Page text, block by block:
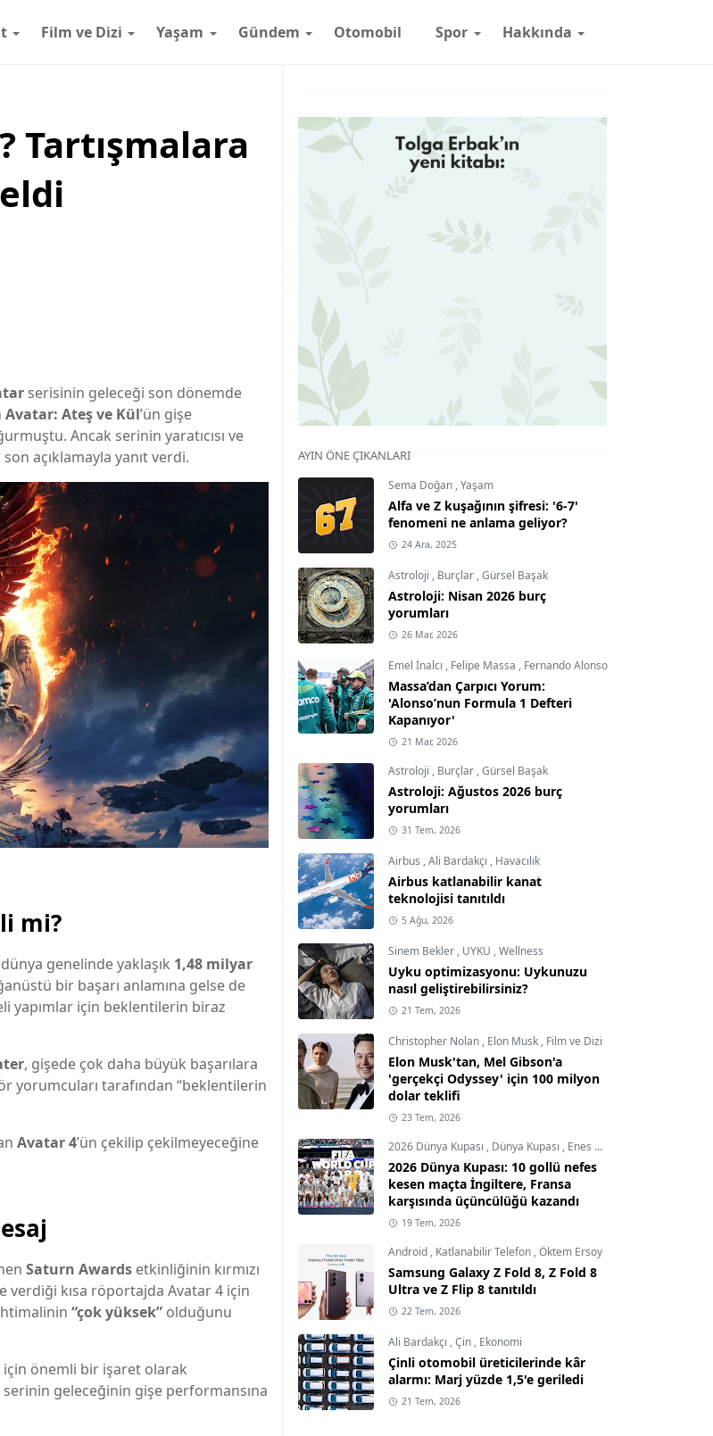
Film ve Dizi Yaşam Gündem Otomobil Spor Hakkında
Tartışmalara
serisinin geleceği son dönemde
Avatar: Ateş ve Kül’ün gişe
Ancak serinin yaratıcısı ve
açıklamayla yanıt verdi.
mi?
genelinde yaklaşık 1,48 milyar
bir başarı anlamına gelse de
yapımlar için beklentilerin biraz
, gişede çok daha büyük başarılara
yorumcuları tarafından “beklentilerin
Avatar 4’ün çekilip çekilmeyeceğine
Saturn Awards etkinliğinin kırmızı
verdiği kısa röportajda Avatar 4 için
“çok yüksek” olduğunu
için önemli bir işaret olarak
serinin geleceğinin gişe performansına
AYIN ÖNE ÇIKANLARI
Sema Doğan ,Yaşam
Alfa ve Z kuşağının şifresi: '6-7'
fenomeni ne anlama geliyor?
24 Ara, 2025
Astroloji , Burçlar ,Gürsel Başak
Astroloji: Nisan 2026 burç
yorumları
26 Mar, 2026
Emel İnalcı , Felipe Massa , Fernando Alonso
Massa’dan Çarpıcı Yorum:
'Alonso’nun Formula 1 Defteri
Kapanıyor'
21 Mar, 2026
Astroloji , Burçlar ,Gürsel Başak
Astroloji: Ağustos 2026 burç
yorumları
31 Tem, 2026
Airbus ,Ali Bardakçı , Havacılık
Airbus katlanabilir kanat
teknolojisi tanıtıldı
5 Ağu, 2026
Sinem Bekler , UYKU ,Wellness
Uyku optimizasyonu: Uykunuzu
nasıl geliştirebilirsiniz?
21 Tem, 2026
Christopher Nolan , Elon Musk , Film ve Dizi
Elon Musk'tan, Mel Gibson'a
'gerçekçi Odyssey' için 100 milyon
dolar teklifi
23 Tem, 2026
2026 Dünya Kupası , Dünya Kupası , Enes Demircioğlu
2026 Dünya Kupası: 10 gollü nefes
kesen maçta İngiltere, Fransa
karşısında üçüncülüğü kazandı
19 Tem, 2026
Android , Katlanabilir Telefon ,Öktem Ersoy
Samsung Galaxy Z Fold 8, Z Fold 8
Ultra ve Z Flip 8 tanıtıldı
22 Tem, 2026
Ali Bardakçı ,Çin , Ekonomi
Çinli otomobil üreticilerinde kâr
alarmı: Marj yüzde 1,5'e geriledi
21 Tem, 2026